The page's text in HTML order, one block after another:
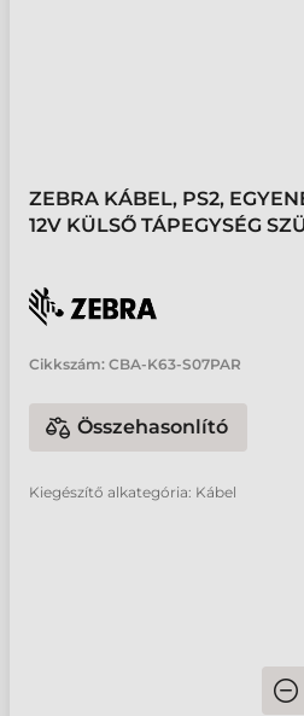
ZEBRA KÁBEL, PS2,
12V KÜLSŐ TÁPEGYSÉG
Cikkszám: CBA-K63-S07PAR
Összehasonlító
Kiegészítő alkategória: Kábel